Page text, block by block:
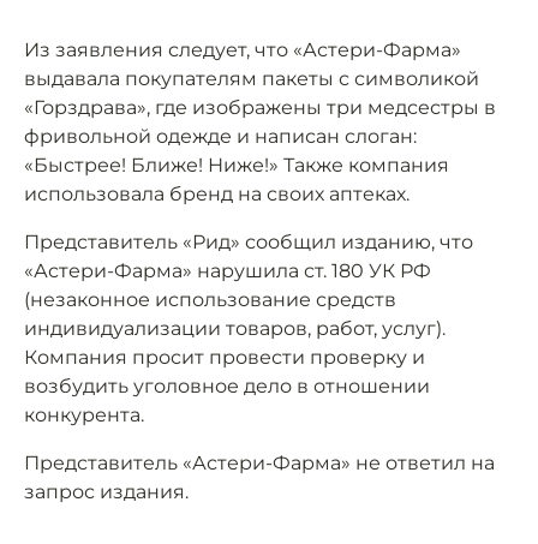
Из заявления следует, что «Астери-Фарма»
выдавала покупателям пакеты с символикой
«Горздрава», где изображены три медсестры в
фривольной одежде и написан слоган:
«Быстрее! Ближе! Ниже!» Также компания
использовала бренд на своих аптеках.
Представитель «Рид» сообщил изданию, что
«Астери-Фарма» нарушила ст. 180 УК РФ
(незаконное использование средств
индивидуализации товаров, работ, услуг).
Компания просит провести проверку и
возбудить уголовное дело в отношении
конкурента.
Представитель «Астери-Фарма» не ответил на
запрос издания.